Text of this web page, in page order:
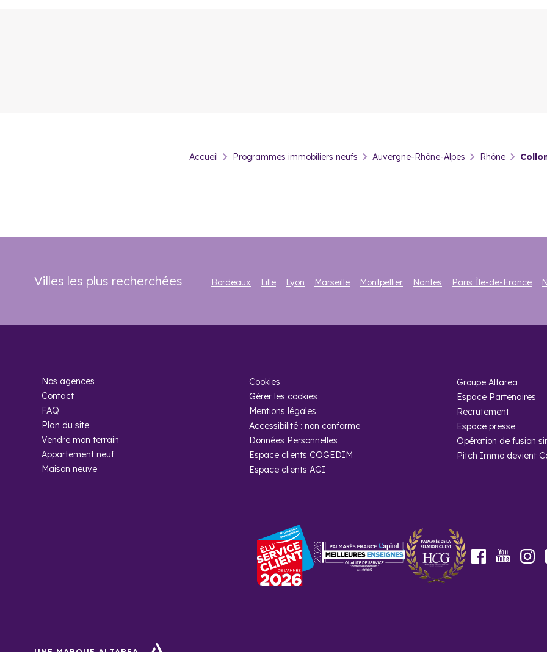
Les biens neufs à Collonges-au-Mont-d’Or sont très recherchés. Un engouement qui s’explique avant tout par la qualité de
entrevoir un marché de l’immobilier particulièrement tendu. Depuis quelques années,le délai de vente d’un bien s’est
À Collonges-au-Mont-d’Or, seulement 22 % des habitants sont locataires. Toutefois,cette localisation très prisée est
Quel est le nombre d’habitants de la ville ?
D’après le dernier recensement mené par l’Insee, Collonges-au-Mont-d’Or accueille 4
Pourquoi acheter un programme neuf à Collonges-au-
avec Cogedim ?
Chez Cogedim, nos experts immobiliers vous apportent un suivi personnalisé pour vous
Accueil Programmes immobiliers neufs Auvergne-Rhône-Alpes Rhône
Villes les plus recherchées Bordeaux Lille Lyon Marseille Montpellier Nantes Paris Île-de-France
Nos agences
Contact
FAQ
Plan du site
Vendre mon terrain
Appartement neuf
Maison neuve
Cookies
Gérer les cookies
Mentions légales
Accessibilité : non conforme
Données Personnelles
Espace clients COGEDIM
Espace clients AGI
Groupe Altarea
Espace Partenaires
Recrutement
Espace presse
Opération de fusion
Pitch Immo devient
Facebook
Youtube